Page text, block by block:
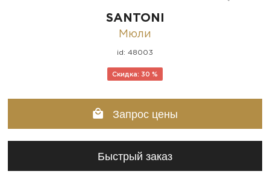
SANTONI
Мюли
id: 48003
Скидка: 30 %
Запрос цены
Быстрый заказ